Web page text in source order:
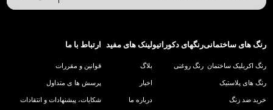
رنگ های ساختمانی
رنگ اکریلیک ساختمان
رنگ های پلاستیک
خرید ضد زنگ
رنگهای دکوراتیو
رنگ روغنی
لینک های مفید
بلاگ
اخبار
درباره ما
ارتباط با ما
قوانین و مقررات
پرسش ها ی متداول
شکایات، پیشنهادات و انتقادات